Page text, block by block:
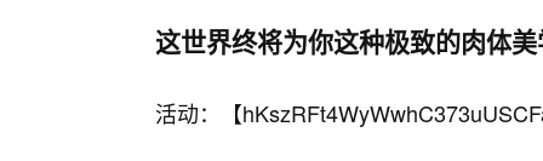
这世界终将为你这种极致的肉体
活动：【